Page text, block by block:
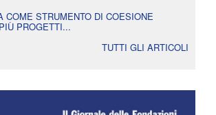
COME STRUMENTO DI COESIONE
PROGETTI...
TUTTI GLI ARTICOLI